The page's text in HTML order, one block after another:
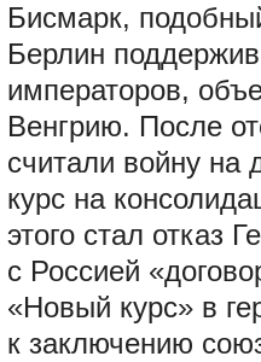
Бисмарк,
Берлин
императоров,
Венгрию. После
считали войну на
курс на
этого стал отказ
с Россией
«Новый курс» в
к заключению